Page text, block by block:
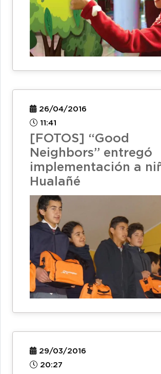
26/04/2016
11:41
[FOTOS] “Good
Neighbors” entregó
implementación a
Hualañé
29/03/2016
20:27